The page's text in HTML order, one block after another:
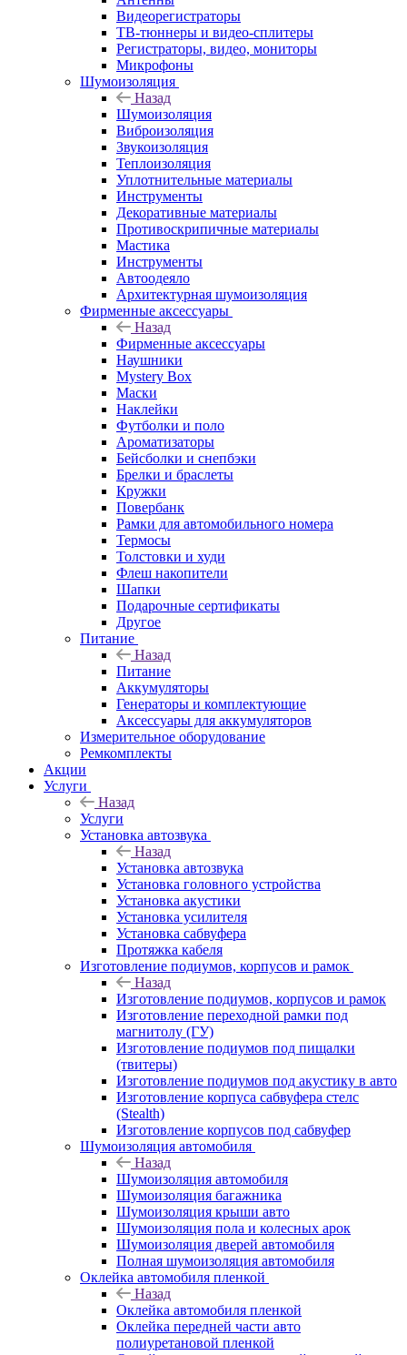
Видеорегистраторы
ТВ-тюннеры и видео-сплитеры
Регистраторы, видео, мониторы
Микрофоны
Шумоизоляция
Назад
Шумоизоляция
Виброизоляция
Звукоизоляция
Теплоизоляция
Уплотнительные материалы
Инструменты
Декоративные материалы
Противоскрипичные материалы
Мастика
Инструменты
Автоодеяло
Архитектурная шумоизоляция
Фирменные аксессуары
Назад
Фирменные аксессуары
Наушники
Mystery Box
Маски
Наклейки
Футболки и поло
Ароматизаторы
Бейсболки и снепбэки
Брелки и браслеты
Кружки
Повербанк
Рамки для автомобильного номера
Термосы
Толстовки и худи
Флеш накопители
Шапки
Подарочные сертификаты
Другое
Питание
Назад
Питание
Аккумуляторы
Генераторы и комплектующие
Аксессуары для аккумуляторов
Измерительное оборудование
Ремкомплекты
Акции
Услуги
Назад
Услуги
Установка автозвука
Назад
Установка автозвука
Установка головного устройства
Установка акустики
Установка усилителя
Установка сабвуфера
Протяжка кабеля
Изготовление подиумов, корпусов и рамок
Назад
Изготовление подиумов, корпусов и рамок
Изготовление переходной рамки под
магнитолу (ГУ)
Изготовление подиумов под пищалки
(твитеры)
Изготовление подиумов под акустику в авто
Изготовление корпуса сабвуфера стелс
(Stealth)
Изготовление корпусов под сабвуфер
Шумоизоляция автомобиля
Назад
Шумоизоляция автомобиля
Шумоизоляция багажника
Шумоизоляция крыши авто
Шумоизоляция пола и колесных арок
Шумоизоляция дверей автомобиля
Полная шумоизоляция автомобиля
Оклейка автомобиля пленкой
Назад
Оклейка автомобиля пленкой
Оклейка передней части авто
полиуретановой пленкой